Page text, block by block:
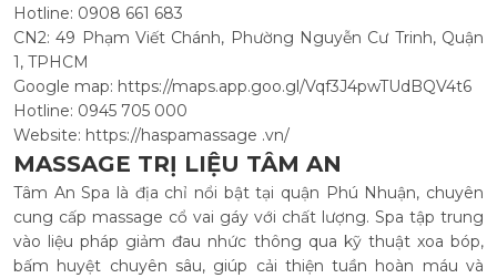
Hotline: 0908 661 683
CN2: 49 Phạm Viết Chánh, Phường Nguyễn Cư Trinh, Quận
1, TPHCM
Google map: https://maps.app.goo.gl/Vqf3J4pwTUdBQV4t6
Hotline: 0945 705 000
Website: https://haspamassage .vn/
MASSAGE TRỊ LIỆU TÂM AN
Tâm An Spa là địa chỉ nổi bật tại quận Phú Nhuận, chuyên
cung cấp massage cổ vai gáy với chất lượng. Spa tập trung
vào liệu pháp giảm đau nhức thông qua kỹ thuật xoa bóp,
bấm huyệt chuyên sâu, giúp cải thiện tuần hoàn máu và